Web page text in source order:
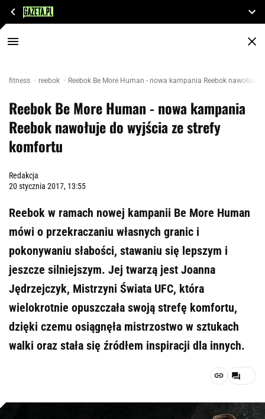
fitness reebok Reebok Be More Human - nowa kampania Reebok nawołuje
Reebok Be More Human - nowa kampania
Reebok nawołuje do wyjścia ze strefy
komfortu
Redakcja
20 stycznia 2017, 13:55
Reebok w ramach nowej kampanii Be More Human
mówi o przekraczaniu własnych granic i
pokonywaniu słabości, stawaniu się lepszym i
jeszcze silniejszym. Jej twarzą jest Joanna
Jędrzejczyk, Mistrzyni Świata UFC, która
wielokrotnie opuszczała swoją strefę komfortu,
dzięki czemu osiągnęła mistrzostwo w sztukach
walki oraz stała się źródłem inspiracji dla innych.